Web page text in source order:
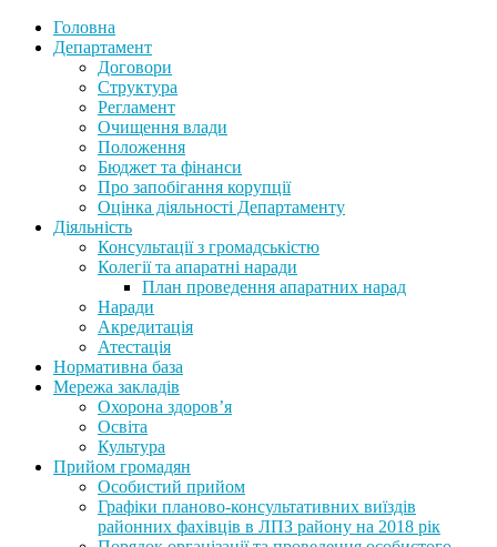
Головна
Департамент
Договори
Структура
Регламент
Очищення влади
Положення
Бюджет та фінанси
Про запобігання корупції
Оцінка діяльності Департаменту
Діяльність
Консультації з громадськістю
Колегії та апаратні наради
План проведення апаратних нарад
Наради
Акредитація
Атестація
Нормативна база
Мережа закладів
Охорона здоров’я
Освіта
Культура
Прийом громадян
Особистий прийом
Графіки планово-консультативних виїздів
районних фахівців в ЛПЗ району на 2018 рік